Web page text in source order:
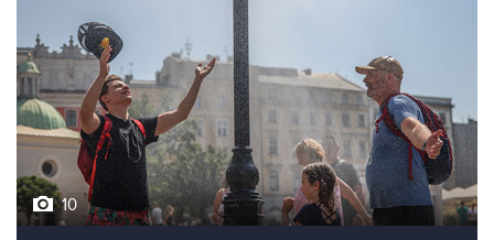
10